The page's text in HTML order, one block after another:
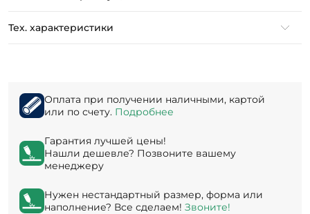
Тех. характеристики
Оплата при получении наличными, картой
или по счету. Подробнее
Гарантия лучшей цены!
Нашли дешевле? Позвоните вашему
менеджеру
Нужен нестандартный размер, форма или
наполнение? Все сделаем! Звоните!